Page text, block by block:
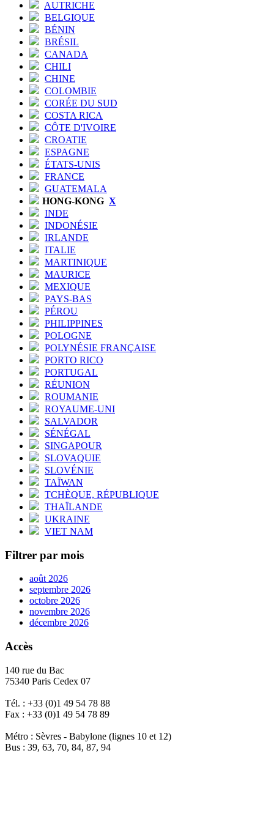
AUTRICHE
BELGIQUE
BÉNIN
BRÉSIL
CANADA
CHILI
CHINE
COLOMBIE
CORÉE DU SUD
COSTA RICA
CÔTE D'IVOIRE
CROATIE
ESPAGNE
ÉTATS-UNIS
FRANCE
GUATEMALA
HONG-KONG X
INDE
INDONÉSIE
IRLANDE
ITALIE
MARTINIQUE
MAURICE
MEXIQUE
PAYS-BAS
PÉROU
PHILIPPINES
POLOGNE
POLYNÉSIE FRANÇAISE
PORTO RICO
PORTUGAL
RÉUNION
ROUMANIE
ROYAUME-UNI
SALVADOR
SÉNÉGAL
SINGAPOUR
SLOVAQUIE
SLOVÉNIE
TAÏWAN
TCHÈQUE, RÉPUBLIQUE
THAÏLANDE
UKRAINE
VIET NAM
Filtrer par mois
août 2026
septembre 2026
octobre 2026
novembre 2026
décembre 2026
Accès
140 rue du Bac
75340 Paris Cedex 07
Tél. : +33 (0)1 49 54 78 88
Fax : +33 (0)1 49 54 78 89
Métro : Sèvres - Babylone (lignes 10 et 12)
Bus : 39, 63, 70, 84, 87, 94